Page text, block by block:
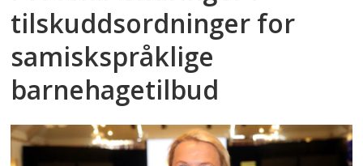
tilskuddsordninger for
samiskspråklige
barnehagetilbud